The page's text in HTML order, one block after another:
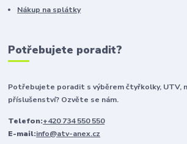
Nákup na splátky
Potřebujete poradit?
Potřebujete poradit s výběrem čtyřkolky, UTV,
příslušenství? Ozvěte se nám.
Telefon:+420 734 550 550
E-mail:info@atv-anex.cz